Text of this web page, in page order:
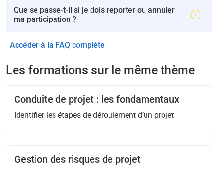
Que se passe-t-il si je dois reporter ou annuler
ma participation ?
Accéder à la FAQ complète
Les formations sur le même thème
Conduite de projet : les fondamentaux
Identifier les étapes de déroulement d’un projet
Gestion des risques de projet